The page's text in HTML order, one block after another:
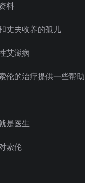
料
丈夫收养的孤儿
艾滋病
伦的治疗提供一些帮助
是医生
索伦